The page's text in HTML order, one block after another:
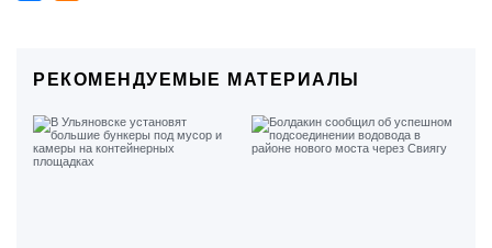
РЕКОМЕНДУЕМЫЕ МАТЕРИАЛЫ